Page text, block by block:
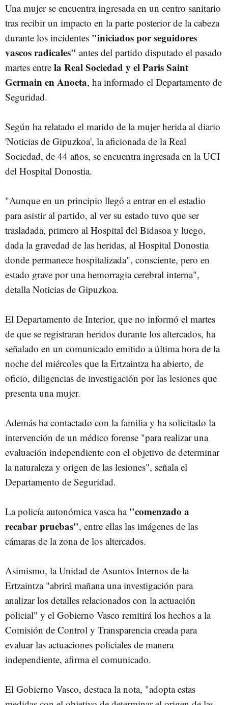
Una mujer se encuentra ingresada en un centro sanitario
tras recibir un impacto en la parte posterior de la cabeza
durante los incidentes "iniciados por seguidores
vascos radicales" antes del partido disputado el pasado
martes entre la Real Sociedad y el Paris Saint
Germain en Anoeta, ha informado el Departamento de
Seguridad.
Según ha relatado el marido de la mujer herida al diario
'Noticias de Gipuzkoa', la aficionada de la Real
Sociedad, de 44 años, se encuentra ingresada en la UCI
del Hospital Donostia.
"Aunque en un principio llegó a entrar en el estadio
para asistir al partido, al ver su estado tuvo que ser
trasladada, primero al Hospital del Bidasoa y luego,
dada la gravedad de las heridas, al Hospital Donostia
donde permanece hospitalizada", consciente, pero en
estado grave por una hemorragia cerebral interna",
detalla Noticias de Gipuzkoa.
El Departamento de Interior, que no informó el martes
de que se registraran heridos durante los altercados, ha
señalado en un comunicado emitido a última hora de la
noche del miércoles que la Ertzaintza ha abierto, de
oficio, diligencias de investigación por las lesiones que
presenta una mujer.
Además ha contactado con la familia y ha solicitado la
intervención de un médico forense "para realizar una
evaluación independiente con el objetivo de determinar
la naturaleza y origen de las lesiones", señala el
Departamento de Seguridad.
La policía autonómica vasca ha "comenzado a
recabar pruebas", entre ellas las imágenes de las
cámaras de la zona de los altercados.
Asimismo, la Unidad de Asuntos Internos de la
Ertzaintza "abrirá mañana una investigación para
analizar los detalles relacionados con la actuación
policial" y el Gobierno Vasco remitirá los hechos a la
Comisión de Control y Transparencia creada para
evaluar las actuaciones policiales de manera
independiente, afirma el comunicado.
El Gobierno Vasco, destaca la nota, "adopta estas